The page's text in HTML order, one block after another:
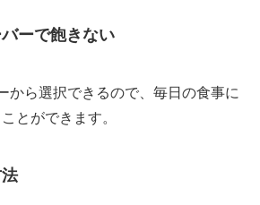
ーで飽きない
から選択できるので、毎日の食事に
とができます。